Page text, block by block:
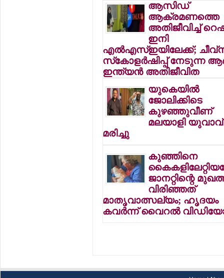
ആസിഡ്
ആക്രമണത്തെ
അതിജീവിച്ച്
ഇനി
എല്‍എസ്ഇയിലേക്ക്;
സ്‌കോളര്‍ഷിപ്പ് നേടുന്ന
ഇന്ത്യന്‍ അതിജീവിത
യുകെയില്‍
ജോലിക്കിടെ
കുഴഞ്ഞുവീണ്
മലയാളി യുവാവ്
മരിച്ചു
കുഞ്ഞിനെ
ജാനറ്റിന്റെ
വിരിഞ്ഞത്
മാതൃവാത്സല്യം; ഹൃദയം
കവര്‍ന്ന് വൈറല്‍